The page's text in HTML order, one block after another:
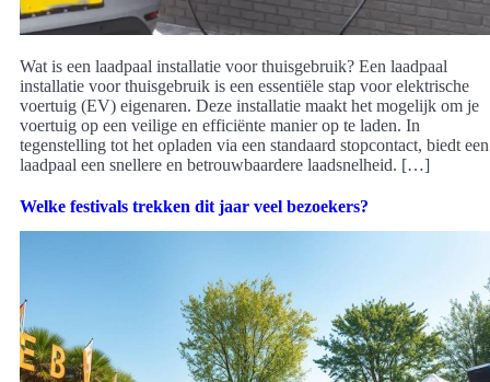
Wat is een laadpaal installatie voor thuisgebruik? Een laadpaal
installatie voor thuisgebruik is een essentiële stap voor elektrische
voertuig (EV) eigenaren. Deze installatie maakt het mogelijk om je
voertuig op een veilige en efficiënte manier op te laden. In
tegenstelling tot het opladen via een standaard stopcontact, biedt een
laadpaal een snellere en betrouwbaardere laadsnelheid. […]
Welke festivals trekken dit jaar veel bezoekers?